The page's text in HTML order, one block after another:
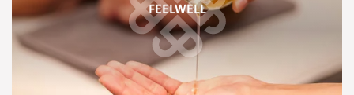
FEELWELL